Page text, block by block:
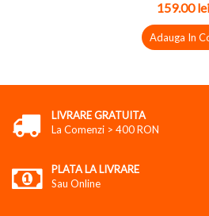
159.00lei
Adauga In
LIVRARE GRATUITA
La Comenzi > 400 RON
PLATA LA LIVRARE
Sau Online